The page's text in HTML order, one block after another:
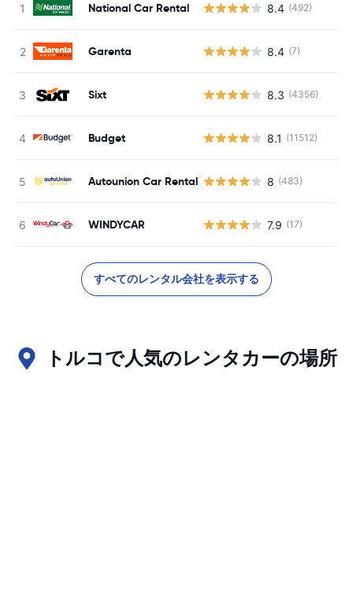
National Car Rental 8.4 (492)
Garenta 8.4 (7)
Sixt 8.3 (4356)
Budget 8.1 (11512)
Autounion Car Rental 8 (483)
WINDYCAR 7.9 (17)
すべてのレンタル会社を表示する
トルコで人気のレンタカーの場所